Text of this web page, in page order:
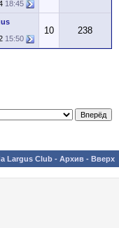
18:45
15:50
10 238
Largus Club - Архив - Вверх